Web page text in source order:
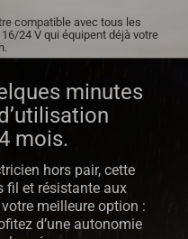
compatible avec tous les
24 V qui équipent déjà votre
hors pair, cette
fil et résistante aux
meilleure option :
d’une autonomie
minutes
mois.